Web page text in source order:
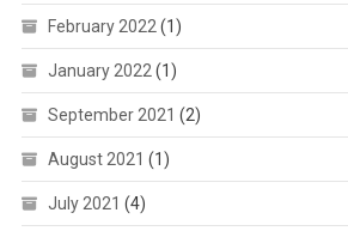
February 2022 (1)
January 2022 (1)
September 2021 (2)
August 2021 (1)
July 2021 (4)